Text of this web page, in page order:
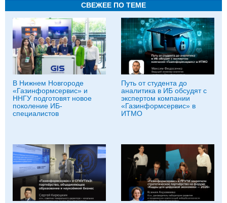
СВЕЖЕЕ ПО ТЕМЕ
В Нижнем Новгороде
«Газинформсервис» и
ННГУ подготовят новое
поколение ИБ-
специалистов
Путь от студента до
аналитика в ИБ обсудят с
экспертом компании
«Газинформсервис» в
ИТМО